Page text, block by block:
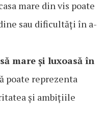
mare din vis poate
sau dificultăți în a-
mare și luxoasă în
poate reprezenta
și ambițiile